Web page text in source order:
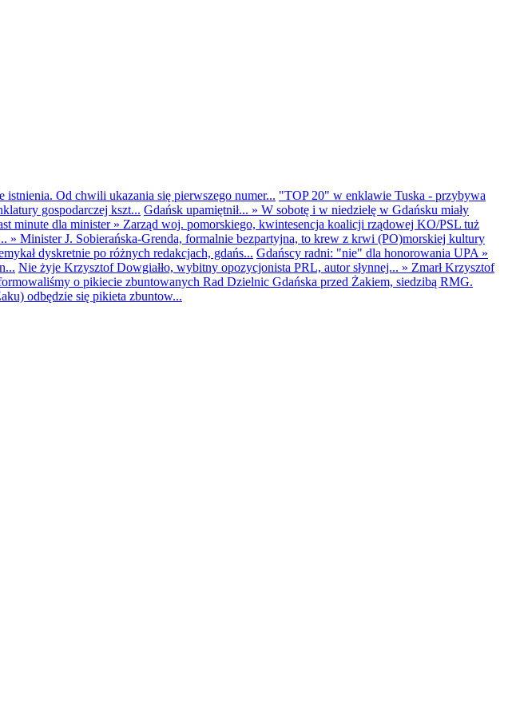
Od chwili ukazania się pierwszego numer... "TOP 20" w enklawie Tuska - przybywa
gospodarczej kszt... Gdańsk upamiętnił... » W sobotę i w niedzielę w Gdańsku miały
minute dla minister» Zarząd woj. pomorskiego, kwintesencja koalicji rządowej KO/PSL tuż
» Minister J. Sobierańska-Grenda, formalnie bezpartyjna, to krew z krwi (PO)morskiej kultury
dyskretnie po różnych redakcjach, gdańs... Gdańscy radni: "nie" dla honorowania UPA »
Nie żyje Krzysztof Dowgiałło, wybitny opozycjonista PRL, autor słynnej... » Zmarł Krzysztof
o pikiecie zbuntowanych Rad Dzielnic Gdańska przed Żakiem, siedzibą RMG.
odbędzie się pikieta zbuntow...